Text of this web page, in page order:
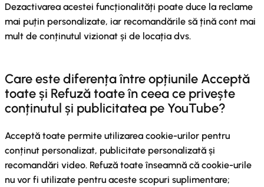
Dezactivarea acestei funcționalități poate duce la reclame
mai puțin personalizate, iar recomandările să țină cont mai
mult de conținutul vizionat și de locația dvs.
Care este diferența între opțiunile Acceptă
toate și Refuză toate în ceea ce privește
conținutul și publicitatea pe YouTube?
Acceptă toate permite utilizarea cookie-urilor pentru
conținut personalizat, publicitate personalizată și
recomandări video. Refuză toate înseamnă că cookie-urile
nu vor fi utilizate pentru aceste scopuri suplimentare;